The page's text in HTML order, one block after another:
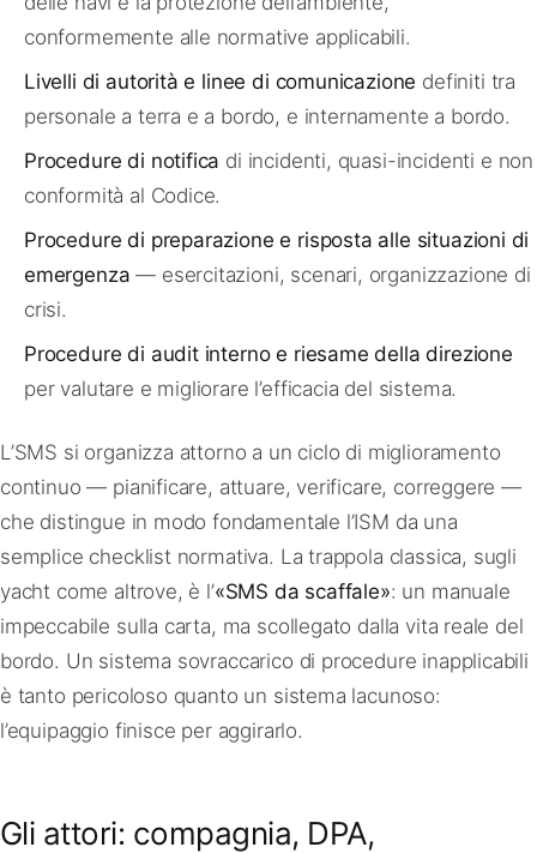
conformemente alle normative applicabili.
Livelli di autorità e linee di comunicazione definiti tra
personale a terra e a bordo, e internamente a bordo.
Procedure di notifica di incidenti, quasi-incidenti e non
conformità al Codice.
Procedure di preparazione e risposta alle situazioni di
emergenza — esercitazioni, scenari, organizzazione di
crisi.
Procedure di audit interno e riesame della direzione
per valutare e migliorare l’efficacia del sistema.
L’SMS si organizza attorno a un ciclo di miglioramento
continuo — pianificare, attuare, verificare, correggere —
che distingue in modo fondamentale l’ISM da una
semplice checklist normativa. La trappola classica, sugli
yacht come altrove, è l’«SMS da scaffale»: un manuale
impeccabile sulla carta, ma scollegato dalla vita reale del
bordo. Un sistema sovraccarico di procedure inapplicabili
è tanto pericoloso quanto un sistema lacunoso:
l’equipaggio finisce per aggirarlo.
Gli attori: compagnia, DPA,